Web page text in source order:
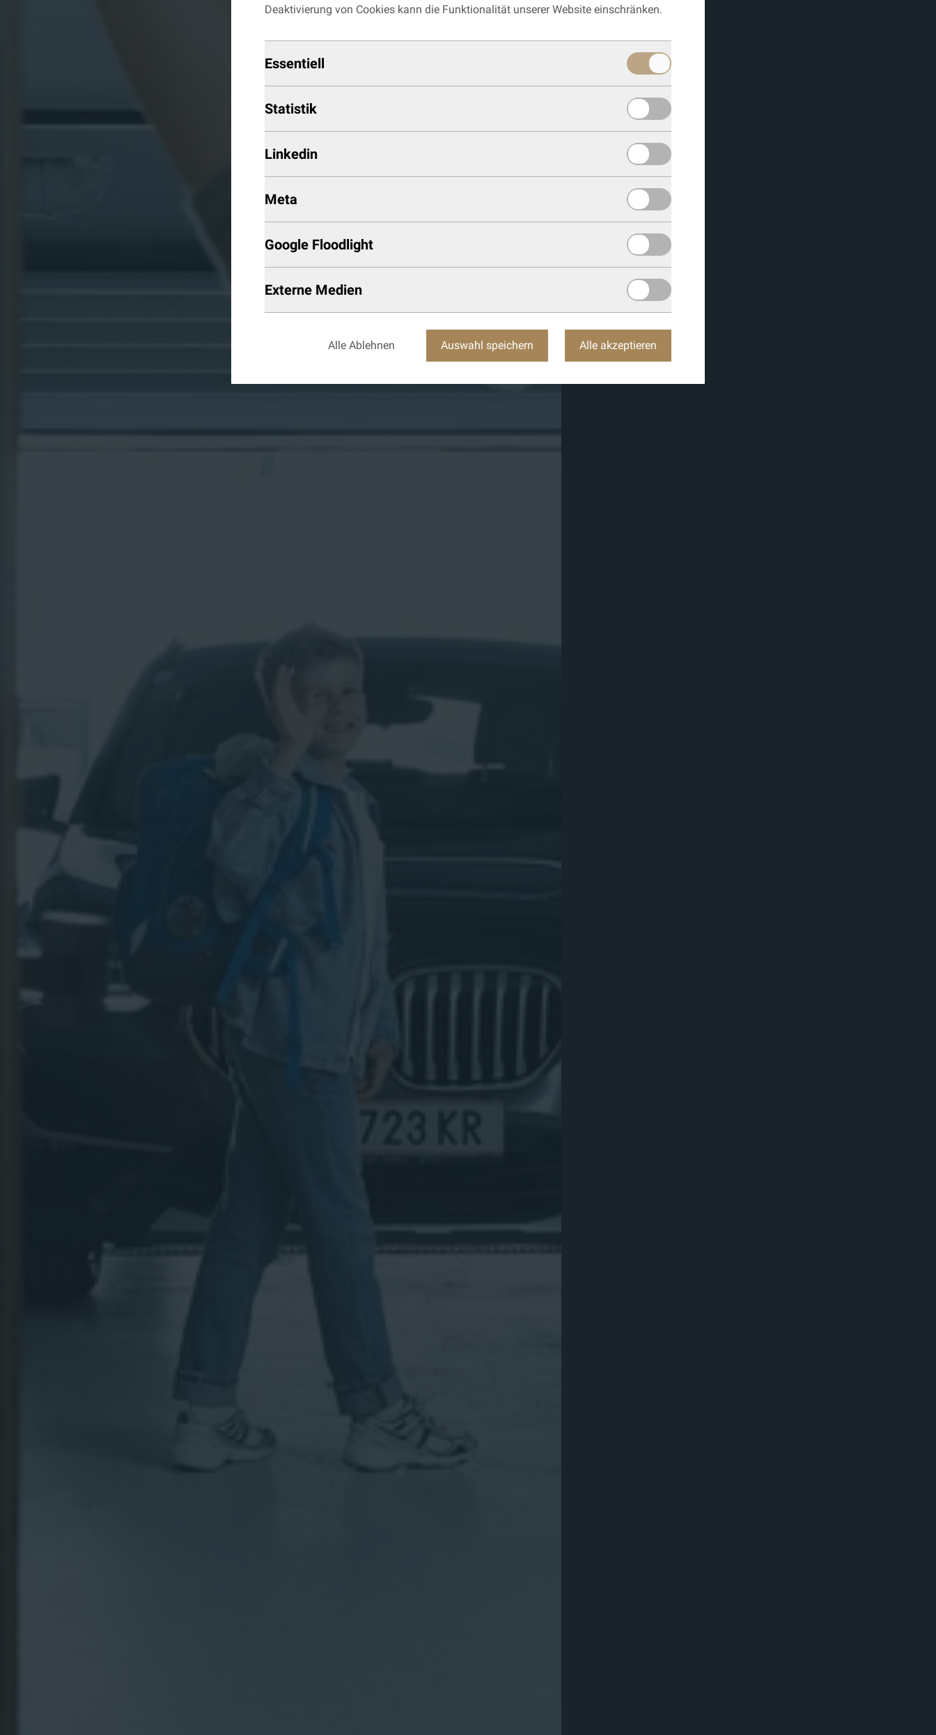
Deaktivierung von Cookies kann die Funktionalität unserer Website einschränken.
Essentiell
Statistik
Linkedin
Meta
Google Floodlight
Externe Medien
Alle Ablehnen Auswahl speichern Alle akzeptieren